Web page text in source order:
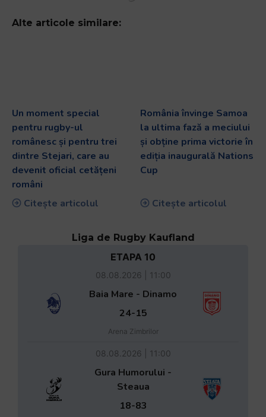
Alte articole similare:
Un moment special
pentru rugby-ul
românesc și pentru trei
dintre Stejari, care au
devenit oficial cetățeni
români
Citește articolul
România învinge Samoa
la ultima fază a meciului
și obține prima victorie în
ediția inaugurală Nations
Cup
Citește articolul
Liga de Rugby Kaufland
ETAPA 10
08.08.2026 | 11:00
Baia Mare - Dinamo
24-15
Arena Zimbrilor
08.08.2026 | 11:00
Gura Humorului -
Steaua
18-83